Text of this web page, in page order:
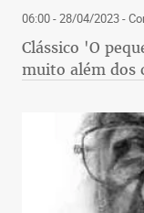
06:00 - 28/04/2023-
Clássico 'O
muito além dos